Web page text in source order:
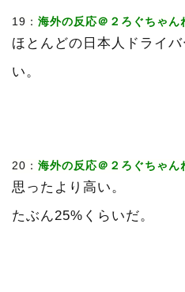
19： 海外の反応＠２ろぐちゃん
ほとんどの日本人ドライ
い。
20： 海外の反応＠２ろぐちゃん
思ったより高い。
たぶん25%くらいだ。